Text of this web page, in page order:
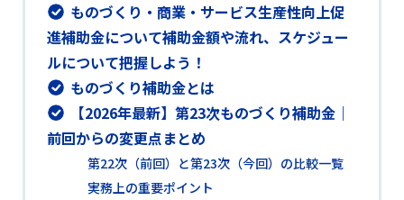
ものづくり・商業・サービス生産性向上促
進補助金について補助金額や流れ、スケジュー
ルについて把握しよう！
ものづくり補助金とは
【2026年最新】第23次ものづくり補助金｜
前回からの変更点まとめ
第22次（前回）と第23次（今回）の比較一覧
実務上の重要ポイント